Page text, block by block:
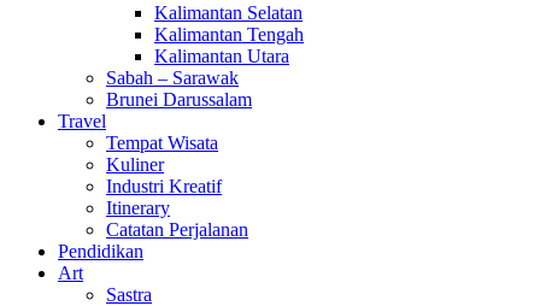
Kalimantan Selatan
Kalimantan Tengah
Kalimantan Utara
Sabah – Sarawak
Brunei Darussalam
Travel
Tempat Wisata
Kuliner
Industri Kreatif
Itinerary
Catatan Perjalanan
Pendidikan
Art
Sastra